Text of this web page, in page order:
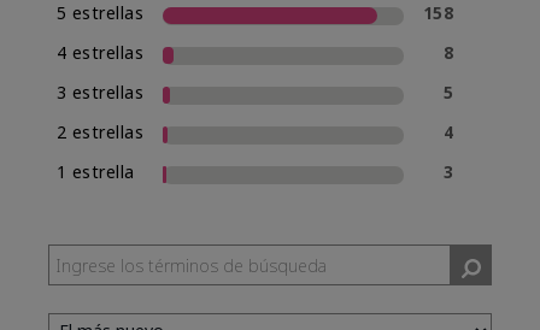
5 estrellas
158
4 estrellas
8
3 estrellas
5
2 estrellas
4
1 estrella
3